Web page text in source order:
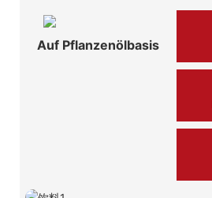
Auf Pflanzenölbasis